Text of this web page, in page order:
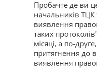
Пробачте де ви
начальників ТЦК
виявлення
таких
місяці, а по-
притягнення до
виявлення